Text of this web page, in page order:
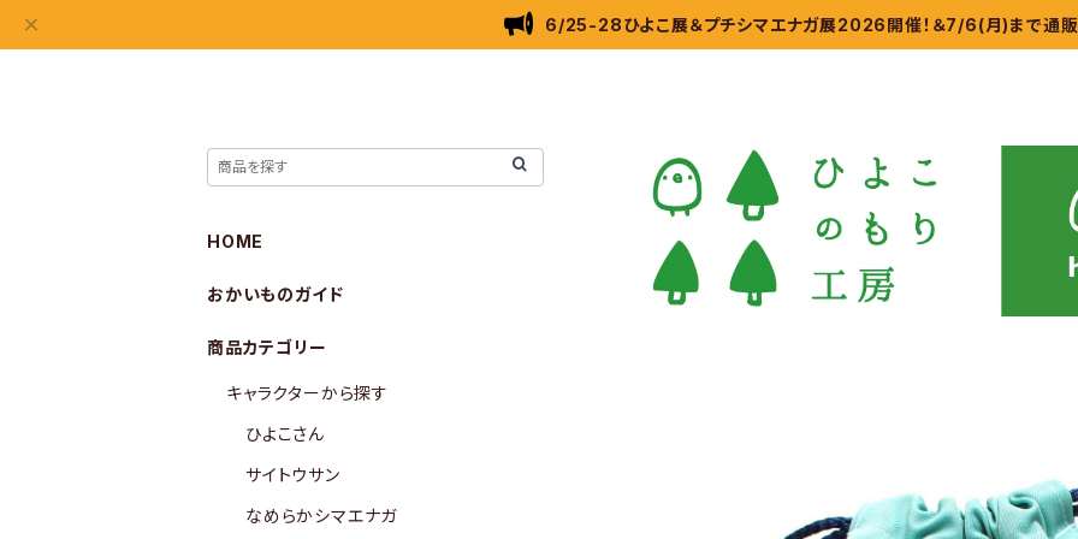
6/25-28ひよこ展＆プチシマエナガ展2026開催！＆7/6(月)まで通
HOME
おかいものガイド
商品カテゴリー
キャラクターから探す
ひよこさん
サイトウサン
なめらかシマエナガ